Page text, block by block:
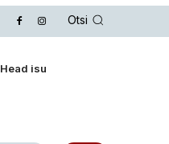
Otsi
Head isu